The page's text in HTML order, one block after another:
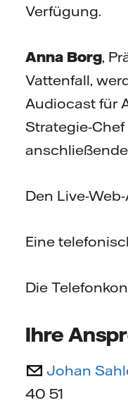
Verfügung.
Anna Borg,
Vattenfall,
Audiocast für
Strategie-Chef
Den Live-
Eine
Die
Ihre
Johan
40 51